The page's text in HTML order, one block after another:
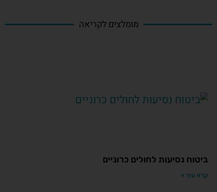
מומלצים לקריאה
ביטוח נסיעות לחולים כרוניים
קרא עוד »